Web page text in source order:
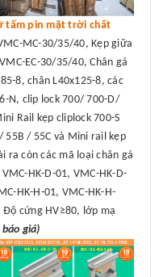
tấm pin mặt trời chất
MC-30/35/40, Kẹp giữa
EC-30/35/40, Chân gá
8, chân L40x125-8, các
N, clip lock 700/ 700-D/
Rail kẹp cliplock 700-S
55B / 55C và Mini rail kẹp
ra còn các mã loại chân gá
HK-D-01, VMC-HK-D-
HK-H-01, VMC-HK-H-
cứng HV≥80, lớp mạ
báo giá)